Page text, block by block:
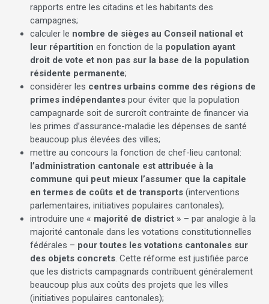
rapports entre les citadins et les habitants des
campagnes;
calculer le nombre de sièges au Conseil national et
leur répartition en fonction de la population ayant
droit de vote et non pas sur la base de la population
résidente permanente;
considérer les centres urbains comme des régions de
primes indépendantes pour éviter que la population
campagnarde soit de surcroît contrainte de financer via
les primes d’assurance-maladie les dépenses de santé
beaucoup plus élevées des villes;
mettre au concours la fonction de chef-lieu cantonal:
l’administration cantonale est attribuée à la
commune qui peut mieux l’assumer que la capitale
en termes de coûts et de transports (interventions
parlementaires, initiatives populaires cantonales);
introduire une « majorité de district » – par analogie à la
majorité cantonale dans les votations constitutionnelles
fédérales – pour toutes les votations cantonales sur
des objets concrets. Cette réforme est justifiée parce
que les districts campagnards contribuent généralement
beaucoup plus aux coûts des projets que les villes
(initiatives populaires cantonales);